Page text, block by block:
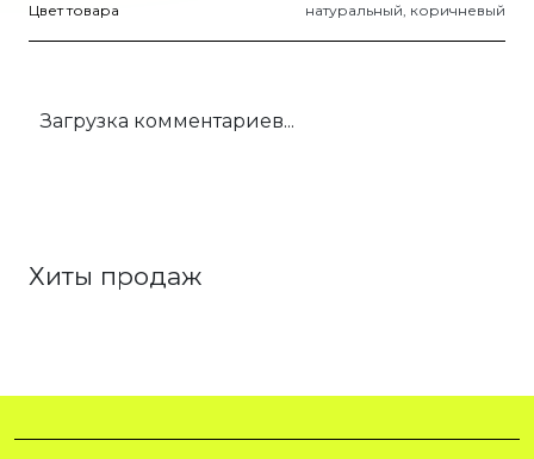
Цвет товара натуральный, коричневый
Загрузка комментариев...
Хиты продаж